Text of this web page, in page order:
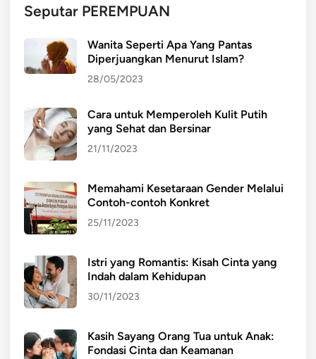
Seputar PEREMPUAN
Wanita Seperti Apa Yang Pantas
Diperjuangkan Menurut Islam?
28/05/2023
Cara untuk Memperoleh Kulit Putih
yang Sehat dan Bersinar
21/11/2023
Memahami Kesetaraan Gender Melalui
Contoh-contoh Konkret
25/11/2023
Istri yang Romantis: Kisah Cinta yang
Indah dalam Kehidupan
30/11/2023
Kasih Sayang Orang Tua untuk Anak:
Fondasi Cinta dan Keamanan